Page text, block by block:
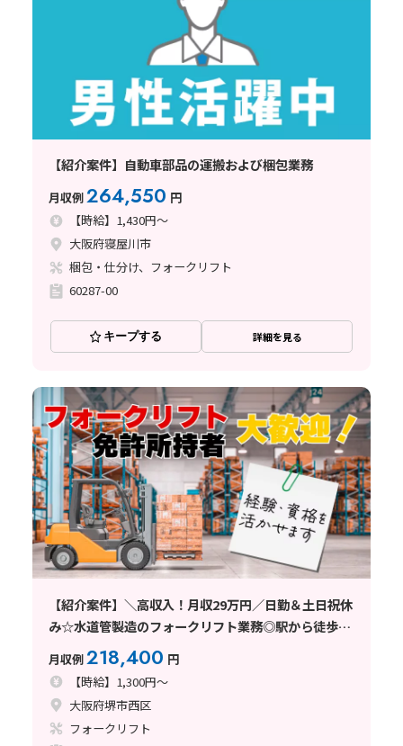
【紹介案件】自動車部品の運搬および梱包業務
月収例264,550 円
【時給】1,430円～
大阪府寝屋川市
梱包・仕分け、フォークリフト
60287-00
キープする 詳細を見る
【紹介案件】＼高収入！月収29万円／日勤＆土日祝休
み☆水道管製造のフォークリフト業務◎駅から徒歩13
月収例218,400 円
【時給】1,300円～
大阪府堺市西区
フォークリフト